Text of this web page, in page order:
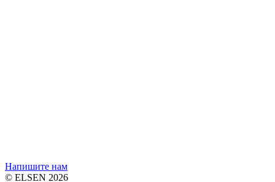
Напишите нам
© ELSEN 2026